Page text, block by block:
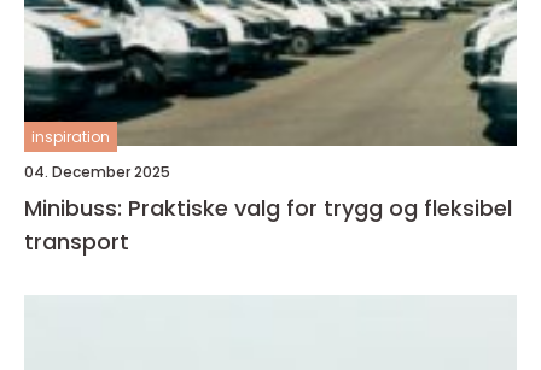
inspiration
04. December 2025
Minibuss: Praktiske valg for trygg og fleksibel
transport